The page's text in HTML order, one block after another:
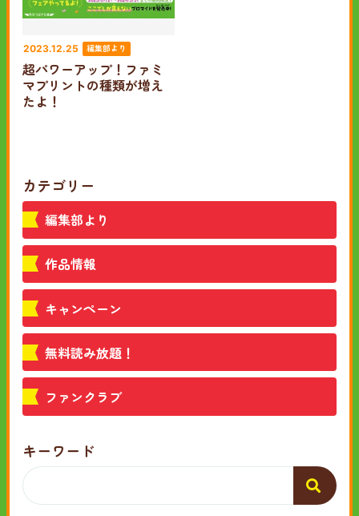
2023.12.25 編集部より
超パワーアップ！ファミ
マプリントの種類が増え
たよ！
カテゴリー
編集部より
作品情報
キャンペーン
無料読み放題！
ファンクラブ
キーワード